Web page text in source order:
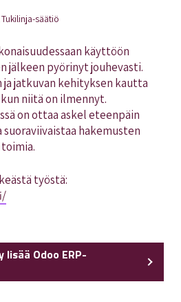
säätiö
käyttöön
jälkeen pyörinyt jouhevasti.
jatkuvan kehityksen kautta
niitä on ilmennyt.
on ottaa askel eteenpäin
suoraviivaistaa hakemusten
työstä:
Odoo ERP-